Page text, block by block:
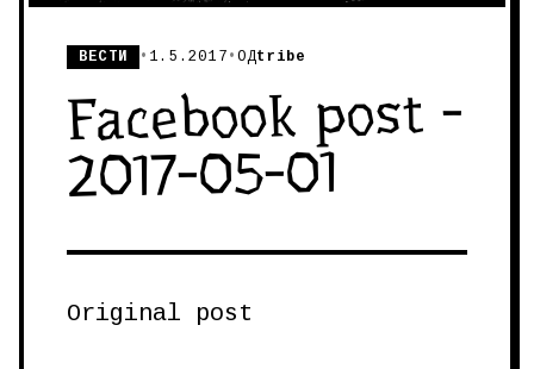
ВЕСТИ • 1.5.2017 •ОДtribe
Facebook post -
2017-05-01
Original post